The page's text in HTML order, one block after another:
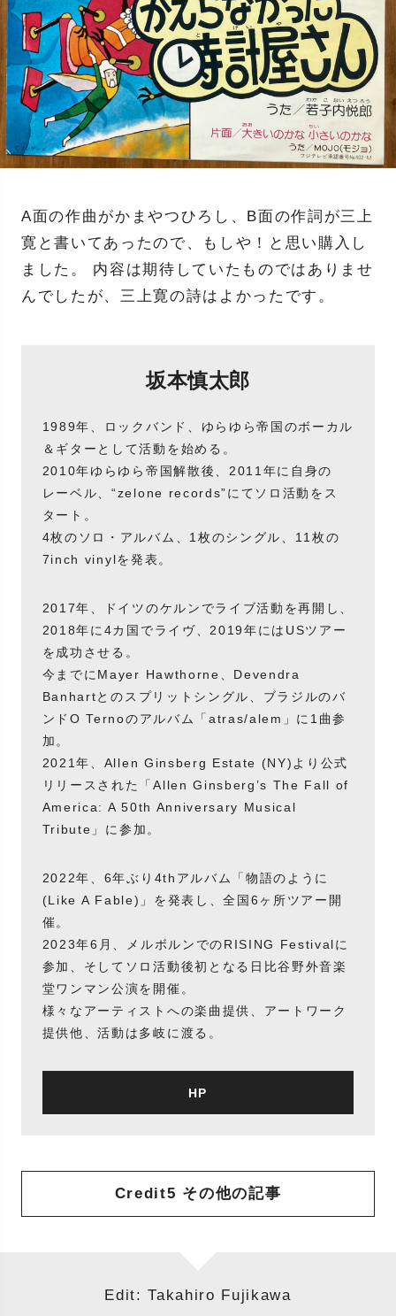
A面の作曲がかまやつひろし、B面の作詞が三上
寛と書いてあったので、もしや！と思い購入し
ました。 内容は期待していたものではありませ
んでしたが、三上寛の詩はよかったです。
坂本慎太郎
1989年、ロックバンド、ゆらゆら帝国のボーカル
＆ギターとして活動を始める。
2010年ゆらゆら帝国解散後、2011年に自身の
レーベル、“zelone records”にてソロ活動をス
タート。
4枚のソロ・アルバム、1枚のシングル、11枚の
7inch vinylを発表。
2017年、ドイツのケルンでライブ活動を再開し、
2018年に4カ国でライヴ、2019年にはUSツアー
を成功させる。
今までにMayer Hawthorne、Devendra
Banhartとのスプリットシングル、ブラジルのバ
ンドO Ternoのアルバム「atras/alem」に1曲参
加。
2021年、Allen Ginsberg Estate (NY)より公式
リリースされた「Allen Ginsberg’s The Fall of
America: A 50th Anniversary Musical
Tribute」に参加。
2022年、6年ぶり4thアルバム「物語のように
(Like A Fable)」を発表し、全国6ヶ所ツアー開
催。
2023年6月、メルボルンでのRISING Festivalに
参加、そしてソロ活動後初となる日比谷野外音楽
堂ワンマン公演を開催。
様々なアーティストへの楽曲提供、アートワーク
提供他、活動は多岐に渡る。
HP
Credit5 その他の記事
Edit: Takahiro Fujikawa